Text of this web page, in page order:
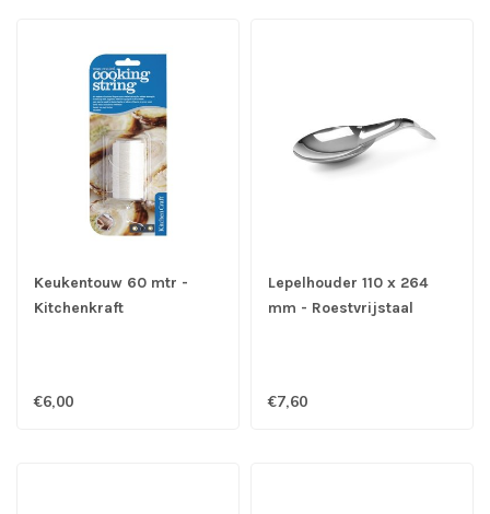
Keukentouw 60 mtr -
Kitchenkraft
€6,00
Lepelhouder 110 x 264
mm - Roestvrijstaal
€7,60